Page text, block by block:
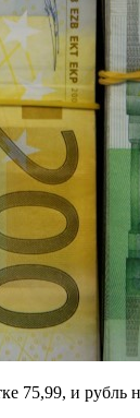
75,99, и рубль